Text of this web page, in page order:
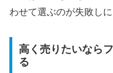
わせて選ぶのが失敗しに
高く売りたいなら
る